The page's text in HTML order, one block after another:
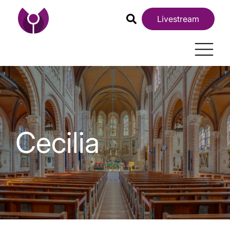
Livestream
Cecilia